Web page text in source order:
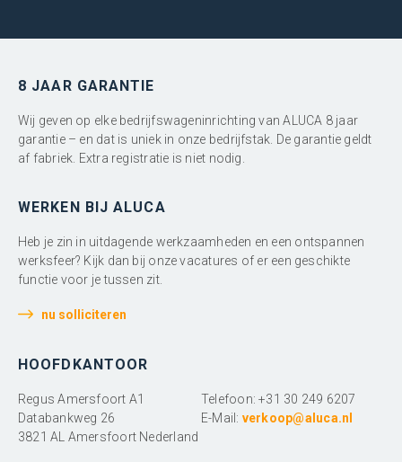
8 JAAR GARANTIE
Wij geven op elke bedrijfswageninrichting van ALUCA 8 jaar
garantie – en dat is uniek in onze bedrijfstak. De garantie geldt
af fabriek. Extra registratie is niet nodig.
WERKEN BIJ ALUCA
Heb je zin in uitdagende werkzaamheden en een ontspannen
werksfeer? Kijk dan bij onze vacatures of er een geschikte
functie voor je tussen zit.
nu solliciteren
HOOFDKANTOOR
Regus Amersfoort A1
Databankweg 26
3821 AL Amersfoort Nederland
Telefoon: +31 30 249 6207
E-Mail: verkoop@aluca.nl